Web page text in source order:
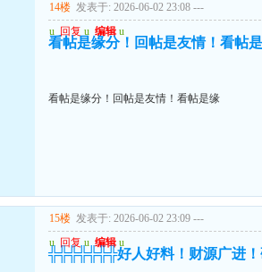
14楼 发表于: 2026-06-02 23:08 ---
u 回复 u 编辑 u
看帖是缘分！回帖是友情！看帖
看帖是缘分！回帖是友情！看帖是缘
15楼 发表于: 2026-06-02 23:09 ---
u 回复 u 编辑 u
╬╬╬╬╬╬╬好人好料！财源广进！